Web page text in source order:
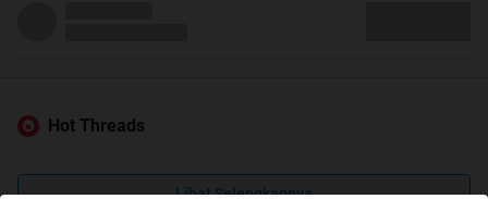
Hot Threads
Lihat Selengkapnya